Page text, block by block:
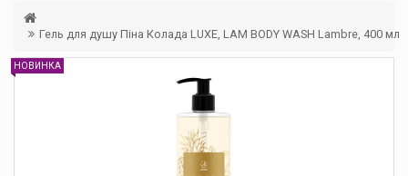
Гель для душу Піна Колада LUXE, LAM BODY WASH Lambre, 400 мл
НОВИНКА